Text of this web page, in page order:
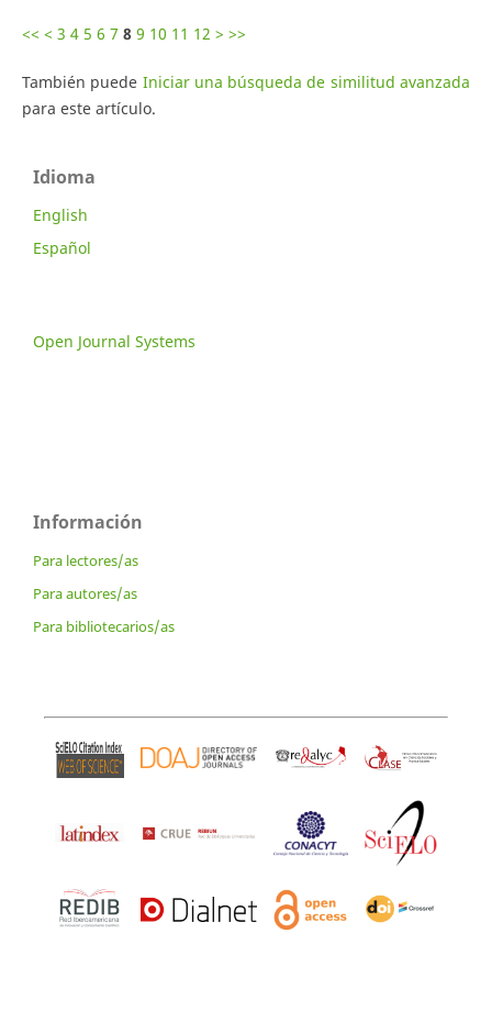
<< < 3 4 5 6 7 8 9 10 11 12 > >>
También puede Iniciar una búsqueda de similitud avanzada
para este artículo.
Idioma
English
Español
Open Journal Systems
Información
Para lectores/as
Para autores/as
Para bibliotecarios/as